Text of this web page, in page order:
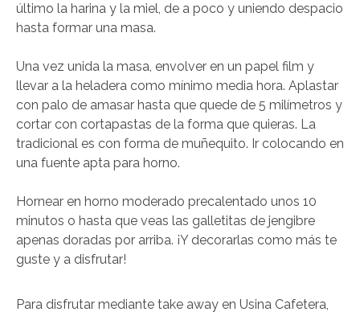
último la harina y la miel, de a poco y uniendo despacio
hasta formar una masa.
Una vez unida la masa, envolver en un papel film y
llevar a la heladera como mínimo media hora. Aplastar
con palo de amasar hasta que quede de 5 milímetros y
cortar con cortapastas de la forma que quieras. La
tradicional es con forma de muñequito. Ir colocando en
una fuente apta para horno.
Hornear en horno moderado precalentado unos 10
minutos o hasta que veas las galletitas de jengibre
apenas doradas por arriba. ¡Y decorarlas como más te
guste y a disfrutar!
Para disfrutar mediante take away en Usina Cafetera,